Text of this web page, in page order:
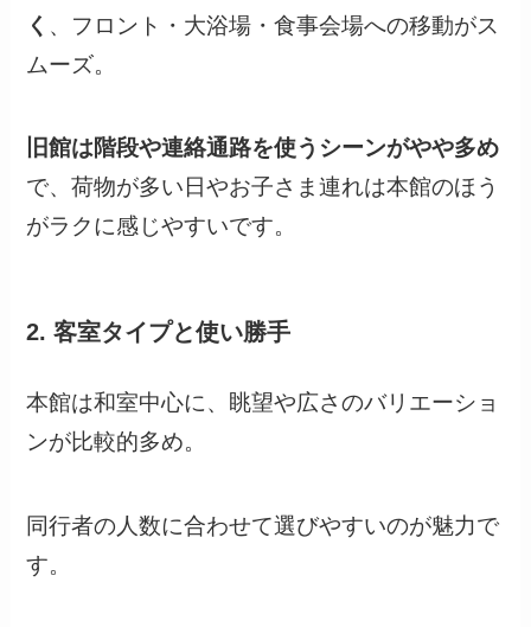
く 、フロント・大浴場・食事会場への移動がス
ムーズ。
旧館は階段や連絡通路を使うシーンがやや多め
で、荷物が多い日やお子さま連れは本館のほう
がラクに感じやすいです。
2. 客室タイプと使い勝手
本館は和室中心に、眺望や広さのバリエーショ
ンが比較的多め。
同行者の人数に合わせて選びやすいのが魅力で
す。